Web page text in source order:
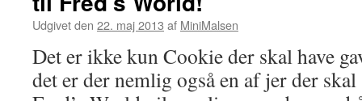
Udgivet den 22. maj 2013 af MiniMalsen
Det er ikke kun Cookie der skal have
det er der nemlig også en af jer der